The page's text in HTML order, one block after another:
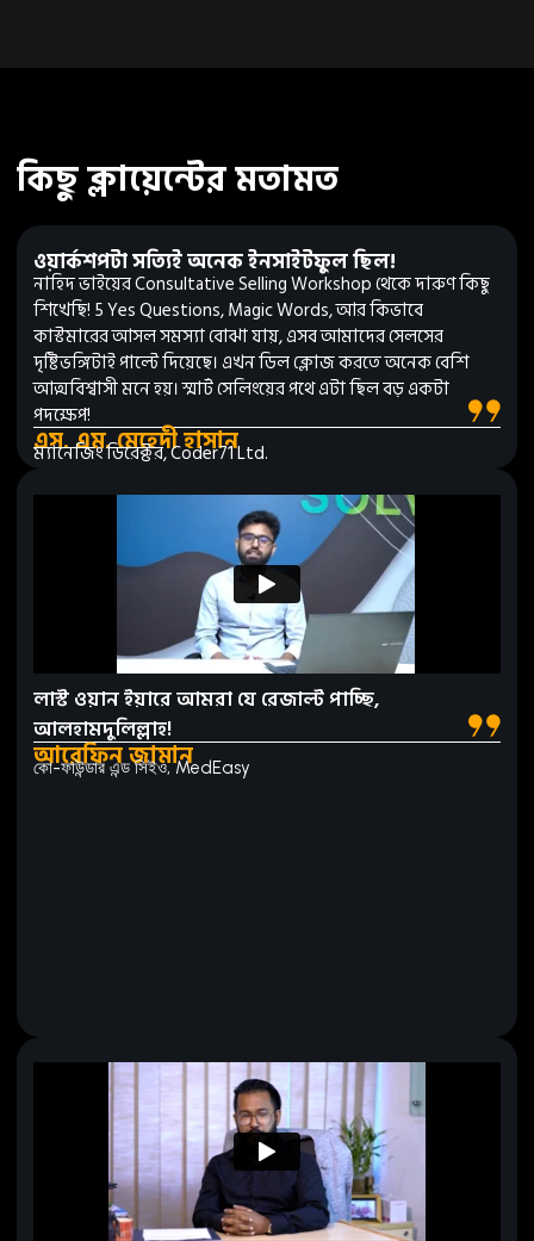
কিছু ক্লায়েন্টের মতামত
ওয়ার্কশপটা সত্যিই অনেক ইনসাইটফুল ছিল!
নাহিদ ভাইয়ের Consultative Selling Workshop থেকে দারুণ কিছু
শিখেছি! 5 Yes Questions, Magic Words, আর কিভাবে
কাস্টমারের আসল সমস্যা বোঝা যায়, এসব আমাদের সেলসের
দৃষ্টিভঙ্গিটাই পাল্টে দিয়েছে। এখন ডিল ক্লোজ করতে অনেক বেশি
আত্মবিশ্বাসী মনে হয়। স্মার্ট সেলিংয়ের পথে এটা ছিল বড় একটা
পদক্ষেপ!
এস. এম. মেহেদী হাসান
ম্যানেজিং ডিরেক্টর, Coder71 Ltd.
লাস্ট ওয়ান ইয়ারে আমরা যে রেজাল্ট পাচ্ছি,
আলহামদুলিল্লাহ!
আরেফিন জামান
কো-ফাউন্ডার এন্ড সিইও, MedEasy